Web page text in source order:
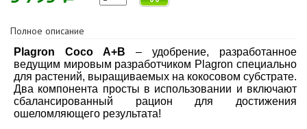
Полное описание
Plagron Coco A+B – удобрение, разработанное
ведущим мировым разработчиком Plagron специально
для растений, выращиваемых на кокосовом субстрате.
Два компонента просты в использовании и включают
сбалансированный рацион для достижения
ошеломляющего результата!